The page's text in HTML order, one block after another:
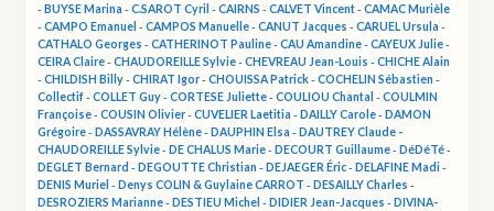
- BUYSE Marina -C.SAROT Cyril -CAIRNS -CALVET Vincent-CAMAC Murièle
-CAMPO Emanuel -CAMPOS Manuelle-CANUT Jacques -CARUEL Ursula -
CATHALO Georges -CATHERINOT Pauline-CAU Amandine-CAYEUX Julie-
CEIRA Claire-CHAUDOREILLE Sylvie-CHEVREAU Jean-Louis -CHICHE Alain
-CHILDISH Billy-CHIRAT Igor-CHOUISSA Patrick-COCHELIN Sébastien -
Collectif-COLLET Guy-CORTESE Juliette-COULIOU Chantal -COULMIN
Françoise-COUSIN Olivier-CUVELIER Laetitia - DAILLY Carole- DAMON
Grégoire- DASSAVRAY Hélène- DAUPHIN Elsa - DAUTREY Claude -
CHAUDOREILLE Sylvie- DE CHALUS Marie- DECOURT Guillaume- DéDéTé-
DEGLET Bernard - DEGOUTTE Christian - DEJAEGER Éric- DELAFINE Madi -
DENIS Muriel - Denys COLIN & Guylaine CARROT - DESAILLY Charles -
DESROZIERS Marianne- DESTIEU Michel - DIDIER Jean-Jacques - DIVINA-